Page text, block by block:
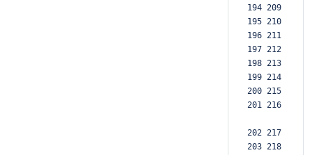
194 209
195 210
196 211
197 212
198 213
199 214
200 215
201 216
202 217
203 218